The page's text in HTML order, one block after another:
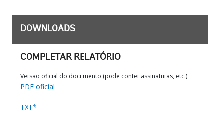
DOWNLOADS
COMPLETAR RELATÓRIO
Versão oficial do documento (pode conter assinaturas, etc.)
PDF oficial
TXT*